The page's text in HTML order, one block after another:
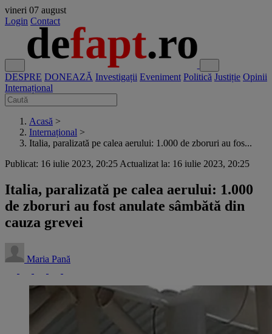
vineri 07 august
Login Contact
DESPRE DONEAZĂ Investigații Eveniment Politică Justiție Opinii
Internațional
Acasă >
Internațional >
Italia, paralizată pe calea aerului: 1.000 de zboruri au fos...
Publicat: 16 iulie 2023, 20:25 Actualizat la: 16 iulie 2023, 20:25
Italia, paralizată pe calea aerului: 1.000
de zboruri au fost anulate sâmbătă din
cauza grevei
Maria Pană